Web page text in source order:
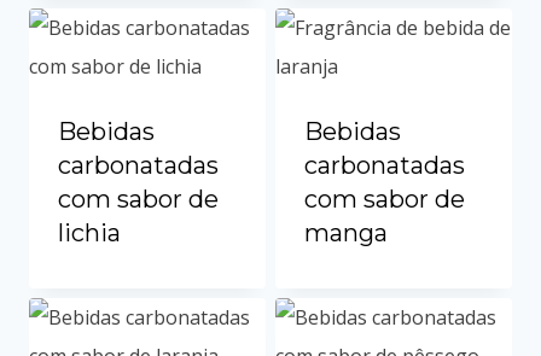
Bebidas
carbonatadas
com sabor de
lichia
Bebidas
carbonatadas
com sabor de
manga